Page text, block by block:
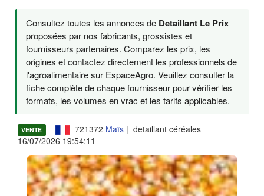
Consultez toutes les annonces de Detaillant Le Prix
proposées par nos fabricants, grossistes et
fournisseurs partenaires. Comparez les prix, les
origines et contactez directement les professionnels de
l'agroalimentaire sur EspaceAgro. Veuillez consulter la
fiche complète de chaque fournisseur pour vérifier les
formats, les volumes en vrac et les tarifs applicables.
VENTE 721372 Maïs| detaillant céréales
16/07/2026 19:54:11